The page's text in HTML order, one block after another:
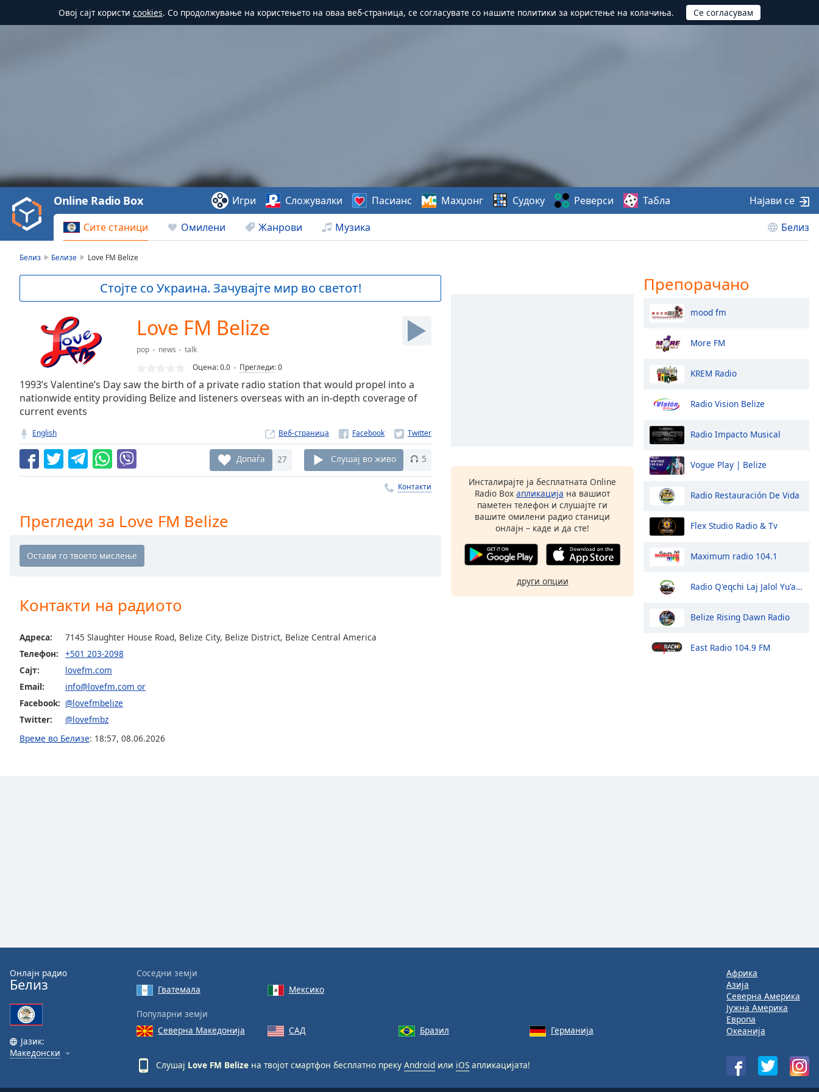
Овој сајт користи cookies. Со продолжување на користењето на оваа веб-страница, се согласувате со нашите политики за користење на колачиња.
Play
Video
Play
Backward
Skip
Current
TypeLIVE
Seek to
live,
currently
LIVE
Remaining
Playback
Rate
Chapters
off,
selected
Subtitles
subtitles
settings
opens
subtitles
settings
Beginning
dialog
window.
Escape
will
Сите станици Омилени Жанрови Музика Белиз
Online Radio Box Игри Сложувалки Пасианс Махџонг Судоку Реверси Табла Најави се
Белиз Белизе Love FM Belize
Стојте со Украина. Зачувајте мир во светот!
Love FM Belize
pop news
talk
Оцена:0.0 Прегледи:0
1993’s Valentine’s Day saw the birth of a private radio station that would propel into a
nationwide entity providing Belize and listeners overseas with an in-depth coverage of
current events
English Веб-страница
Допаѓа 27 Слушај во живо 5
Контакти
Прегледи за Love FM Belize
Контакти на радиото
Адреса:
7145 Slaughter House Road, Belize City, Belize District, Belize Central America
Телефон:
+501 203-2098
Сајт:
lovefm.com
Email:
info@lovefm.com or
Facebook: @lovefmbelize
Twitter:
@lovefmbz
Време во Белизе: 18:57, 08.06.2026
Инсталирајте ја бесплатната Online
Radio Box апликација на вашиот
паметен телефон и слушајте ги
вашите омилени радио станици
онлајн – каде и да сте!
други опции
Препорачано
mood fm
More FM
KREM Radio
Radio Vision Belize
Radio Impacto Musical
Vogue Play | Belize
Radio Restauración De Vida
Flex Studio Radio & Tv
Maximum radio 104.1
Radio Q'eqchi Laj Jalol Yu'am
Belize Rising Dawn Radio
East Radio 104.9 FM
Онлајн радио
Белиз
Јазик:
Македонски
Соседни земји
Гватемала
Мексико
Популарни земји
Северна Македонија
САД Бразил Германија
Слушај Love FM Belize на твојот смартфон бесплатно преку Android или iOS апликацијата!
Африка
Азија
Северна Америка
Јужна Америка
Европа
Океанија